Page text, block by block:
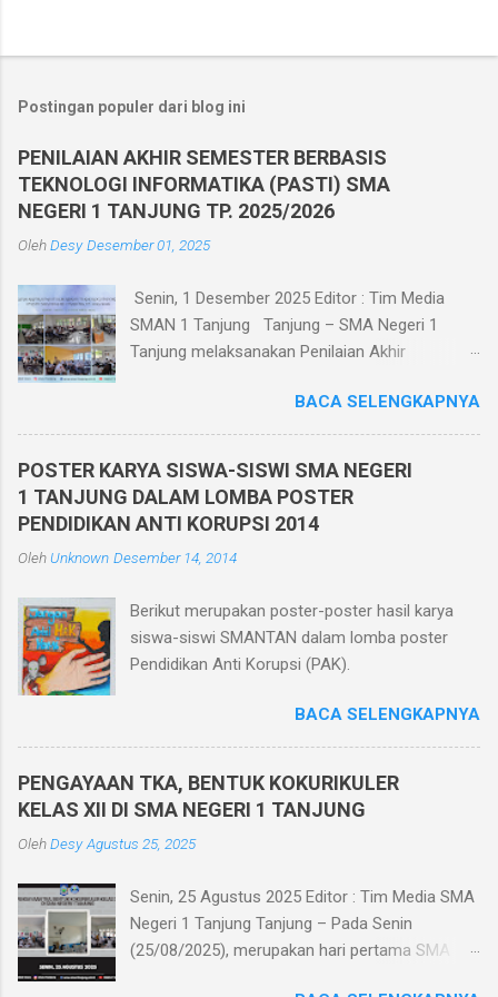
Postingan populer dari blog ini
PENILAIAN AKHIR SEMESTER BERBASIS
TEKNOLOGI INFORMATIKA (PASTI) SMA
NEGERI 1 TANJUNG TP. 2025/2026
OlehDesy Desember 01, 2025
Senin, 1 Desember 2025 Editor : Tim Media
SMAN 1 Tanjung Tanjung – SMA Negeri 1
Tanjung melaksanakan Penilaian Akhir
teknologi informatika pada tanggal 1 - 6
Desember 2025. Penilaian Akhir Semester
Berbasis Teknologi Informatika ini diikuti oleh
seluruh siswa kelas X, XI, dan XII di kelasnya
masing-masing yang berjumlah 30 ruang.
Teknologi Informatika ini dilaksanakan dalam
peserta ujian menggunakan HP. Dan bagi siswa
yang tidak memiliki HP sekolah memfasilitasi
dengan menggunakan komputer di ruang
Penilaian Akhir Semester berbasis teknologi
informatika memiliki beberapa keunggulan
diantaranya efisiensi biaya karena menghemat
kertas, tidak perlu mencetak/menggandakan
dikarenakan soal diacak saat ujian, me...
BACA SELENGKAPNYA
POSTER KARYA SISWA-SISWI SMA NEGERI
1 TANJUNG DALAM LOMBA POSTER
PENDIDIKAN ANTI KORUPSI 2014
OlehUnknown Desember 14, 2014
Berikut merupakan poster-poster hasil karya
siswa-siswi SMANTAN dalam lomba poster
Pendidikan Anti Korupsi (PAK).
BACA SELENGKAPNYA
PENGAYAAN TKA, BENTUK KOKURIKULER
KELAS XII DI SMA NEGERI 1 TANJUNG
OlehDesy Agustus 25, 2025
Senin, 25 Agustus 2025 Editor : Tim Media SMA
Negeri 1 Tanjung Tanjung – Pada Senin
(25/08/2025), merupakan hari pertama SMA